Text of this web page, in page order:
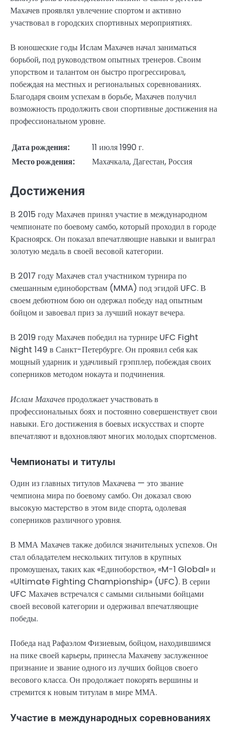
Махачев проявлял увлечение спортом и активно
участвовал в городских спортивных мероприятиях.
В юношеские годы Ислам Махачев начал заниматься
борьбой, под руководством опытных тренеров. Своим
упорством и талантом он быстро прогрессировал,
побеждая на местных и региональных соревнованиях.
Благодаря своим успехам в борьбе, Махачев получил
возможность продолжить свои спортивные достижения на
профессиональном уровне.
Дата рождения:
11 июля 1990 г.
Место рождения:
Махачкала, Дагестан, Россия
Достижения
В 2015 году Махачев принял участие в международном
чемпионате по боевому самбо, который проходил в городе
Красноярск. Он показал впечатляющие навыки и выиграл
золотую медаль в своей весовой категории.
В 2017 году Махачев стал участником турнира по
смешанным единоборствам (MMA) под эгидой UFC. В
своем дебютном бою он одержал победу над опытным
бойцом и завоевал приз за лучший нокаут вечера.
В 2019 году Махачев победил на турнире UFC Fight
Night 149 в Санкт-Петербурге. Он проявил себя как
мощный ударник и удачливый грэпплер, побеждая своих
соперников методом нокаута и подчинения.
Ислам Махачевпродолжает участвовать в
профессиональных боях и постоянно совершенствует свои
навыки. Его достижения в боевых искусствах и спорте
впечатляют и вдохновляют многих молодых спортсменов.
Чемпионаты и титулы
Один из главных титулов Махачева — это звание
чемпиона мира по боевому самбо. Он доказал свою
высокую мастерство в этом виде спорта, одолевая
соперников различного уровня.
В ММА Махачев также добился значительных успехов. Он
стал обладателем нескольких титулов в крупных
промоушенах, таких как «Единоборство», «M-1 Global» и
«Ultimate Fighting Championship» (UFC). В серии
UFC Махачев встречался с самыми сильными бойцами
своей весовой категории и одерживал впечатляющие
победы.
Победа над Рафаэлом Физиевым, бойцом, находившимся
на пике своей карьеры, принесла Махачеву заслуженное
признание и звание одного из лучших бойцов своего
весового класса. Он продолжает покорять вершины и
стремится к новым титулам в мире ММА.
Участие в международных соревнованиях